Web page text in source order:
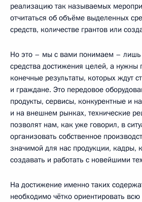
реализацию так называемых
отчитаться об объёме выделенных
средств, количестве грантов или
Но это – мы с вами понимаем – лишь
средства достижения целей, а нужны
конечные результаты, которых ждут
и граждане. Это передовое
продукты, сервисы, конкурентные и
и на внешнем рынках, технические
позволят нам, как уже говорил, в
организовать собственное
значимой для нас продукции, кадры,
создавать и работать с новейшими
На достижение именно таких
необходимо чётко ориентировать